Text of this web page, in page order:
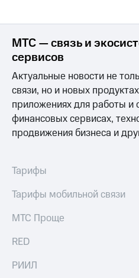
МТС — связь и
сервисов
Актуальные новости не
связи, но и новых
приложениях для работы и
финансовых сервисах,
продвижения бизнеса и
Тарифы
Тарифы мобильной связи
МТС Проще
RED
РИИЛ